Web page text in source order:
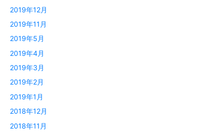
2019年12月
2019年11月
2019年5月
2019年4月
2019年3月
2019年2月
2019年1月
2018年12月
2018年11月